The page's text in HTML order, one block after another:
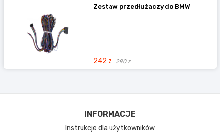
Zestaw przedłużaczy do BMW
242 z 290 z
INFORMACJE
Instrukcje dla użytkowników